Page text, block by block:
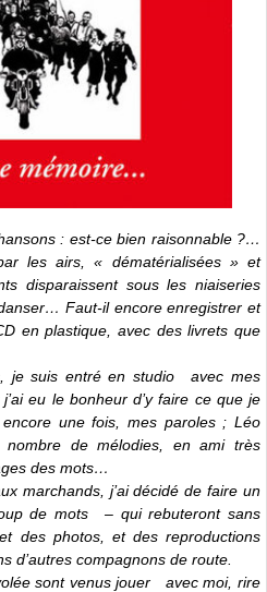
: est-ce bien raisonnable ?…
les airs, « dématérialisées » et
disparaissent sous les niaiseries
Faut-il encore enregistrer et
en plastique, avec des livrets que
je suis entré en studio avec mes
eu le bonheur d’y faire ce que je
une fois, mes paroles ; Léo
de mélodies, en ami très
des mots…
marchands, j’ai décidé de faire un
de mots – qui rebuteront sans
des photos, et des reproductions
d’autres compagnons de route.
sont venus jouer avec moi, rire